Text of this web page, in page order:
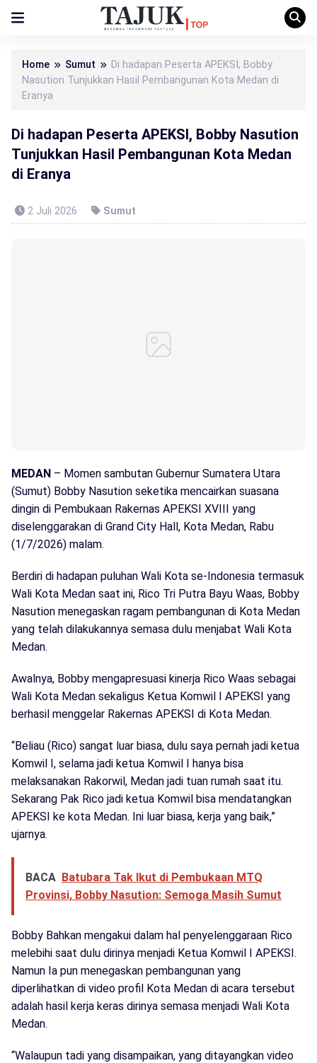
Home Sumut
Di hadapan Peserta APEKSI, Bobby
Nasution Tunjukkan Hasil Pembangunan Kota Medan di
Eranya
Di hadapan Peserta APEKSI, Bobby Nasution
Tunjukkan Hasil Pembangunan Kota Medan
di Eranya
2 Juli 2026 Sumut
MEDAN – Momen sambutan Gubernur Sumatera Utara
(Sumut) Bobby Nasution seketika mencairkan suasana
dingin di Pembukaan Rakernas APEKSI XVIII yang
diselenggarakan di Grand City Hall, Kota Medan, Rabu
(1/7/2026) malam.
Berdiri di hadapan puluhan Wali Kota se-Indonesia termasuk
Wali Kota Medan saat ini, Rico Tri Putra Bayu Waas, Bobby
Nasution menegaskan ragam pembangunan di Kota Medan
yang telah dilakukannya semasa dulu menjabat Wali Kota
Medan.
Awalnya, Bobby mengapresuasi kinerja Rico Waas sebagai
Wali Kota Medan sekaligus Ketua Komwil I APEKSI yang
berhasil menggelar Rakernas APEKSI di Kota Medan.
“Beliau (Rico) sangat luar biasa, dulu saya pernah jadi ketua
Komwil I, selama jadi ketua Komwil I hanya bisa
melaksanakan Rakorwil, Medan jadi tuan rumah saat itu.
Sekarang Pak Rico jadi ketua Komwil bisa mendatangkan
APEKSI ke kota Medan. Ini luar biasa, kerja yang baik,”
ujarnya.
BACA Batubara Tak Ikut di Pembukaan MTQ
Provinsi, Bobby Nasution: Semoga Masih Sumut
Bobby Bahkan mengakui dalam hal penyelenggaraan Rico
melebihi saat dulu dirinya menjadi Ketua Komwil I APEKSI.
Namun Ia pun menegaskan pembangunan yang
diperlihatkan di video profil Kota Medan di acara tersebut
adalah hasil kerja keras dirinya semasa menjadi Wali Kota
Medan.
“Walaupun tadi yang disampaikan, yang ditayangkan video